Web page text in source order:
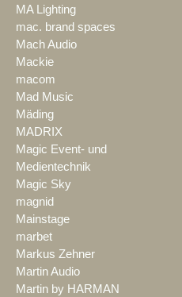
MA Lighting
mac. brand spaces
Mach Audio
Mackie
macom
Mad Music
Mäding
MADRIX
Magic Event- und
Medientechnik
Magic Sky
magnid
Mainstage
marbet
Markus Zehner
Martin Audio
Martin by HARMAN